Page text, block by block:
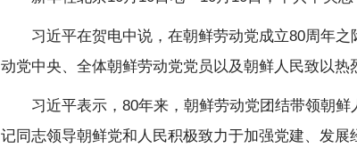
习近平在贺电中说，在朝鲜劳动党成立80周年
动党中央、全体朝鲜劳动党党员以及朝鲜人民致以热
习近平表示，80年来，朝鲜劳动党团结带领朝
记同志领导朝鲜党和人民积极致力于加强党建、发